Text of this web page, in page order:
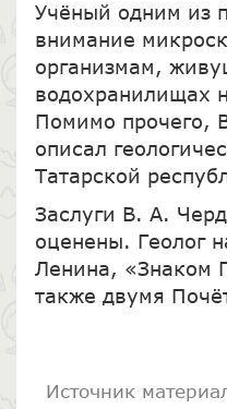
Учёный одним из
внимание
организмам,
водохранилищах
Помимо прочего,
описал
Татарской
Заслуги В. А.
оценены. Геолог
Ленина, «Знаком
также двумя
Источник